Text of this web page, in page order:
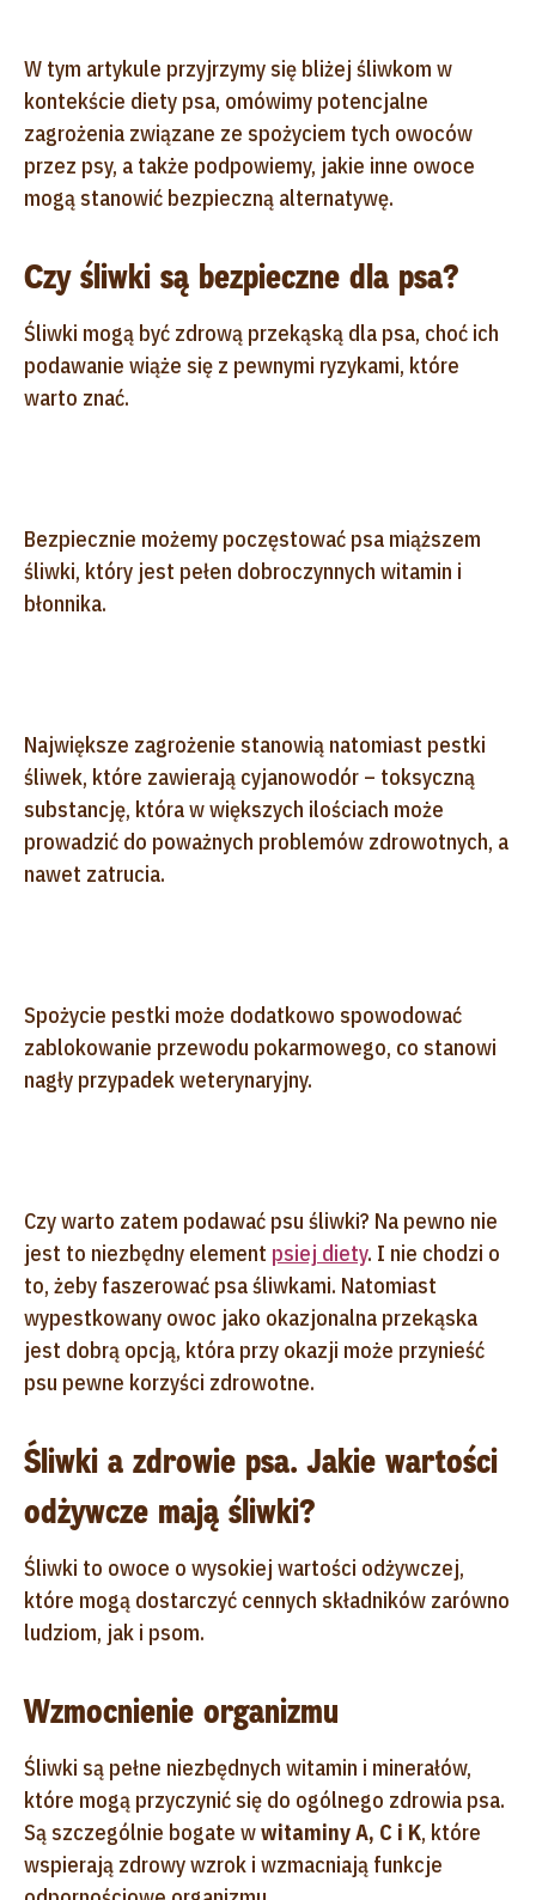
W tym artykule przyjrzymy się bliżej śliwkom w
kontekście diety psa, omówimy potencjalne
zagrożenia związane ze spożyciem tych owoców
przez psy, a także podpowiemy, jakie inne owoce
mogą stanowić bezpieczną alternatywę.
Czy śliwki są bezpieczne dla psa?
Śliwki mogą być zdrową przekąską dla psa, choć ich
podawanie wiąże się z pewnymi ryzykami, które
warto znać.
Bezpiecznie możemy poczęstować psa miąższem
śliwki, który jest pełen dobroczynnych witamin i
błonnika.
Największe zagrożenie stanowią natomiast pestki
śliwek, które zawierają cyjanowodór – toksyczną
substancję, która w większych ilościach może
prowadzić do poważnych problemów zdrowotnych, a
nawet zatrucia.
Spożycie pestki może dodatkowo spowodować
zablokowanie przewodu pokarmowego, co stanowi
nagły przypadek weterynaryjny.
Czy warto zatem podawać psu śliwki? Na pewno nie
jest to niezbędny element psiej diety. I nie chodzi o
to, żeby faszerować psa śliwkami. Natomiast
wypestkowany owoc jako okazjonalna przekąska
jest dobrą opcją, która przy okazji może przynieść
psu pewne korzyści zdrowotne.
Śliwki a zdrowie psa. Jakie wartości
odżywcze mają śliwki?
Śliwki to owoce o wysokiej wartości odżywczej,
które mogą dostarczyć cennych składników zarówno
ludziom, jak i psom.
Wzmocnienie organizmu
Śliwki są pełne niezbędnych witamin i minerałów,
które mogą przyczynić się do ogólnego zdrowia psa.
Są szczególnie bogate wwitaminy A, C i K, które
wspierają zdrowy wzrok i wzmacniają funkcje